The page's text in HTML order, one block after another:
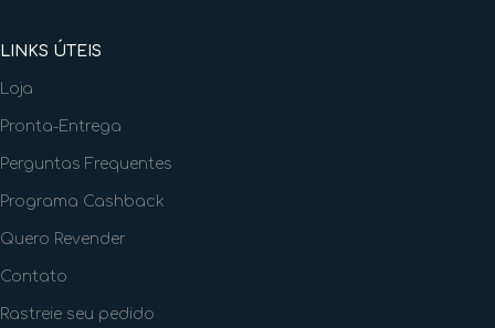
LINKS ÚTEIS
Loja
Pronta-Entrega
Perguntas Frequentes
Programa Cashback
Quero Revender
Contato
Rastreie seu pedido